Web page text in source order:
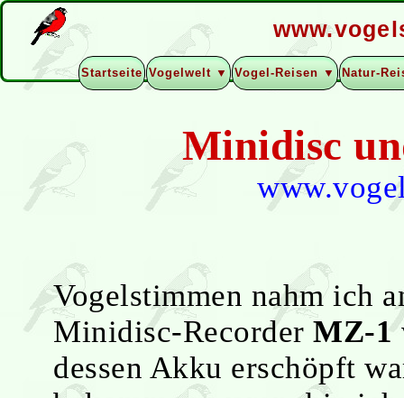
Startseite Vogelwelt ▼ Vogel-Reisen ▼ Natur-
Minidisc
Vogelstimmen nahm ich
Minidisc-Recorder MZ-1
dessen Akku erschöpft